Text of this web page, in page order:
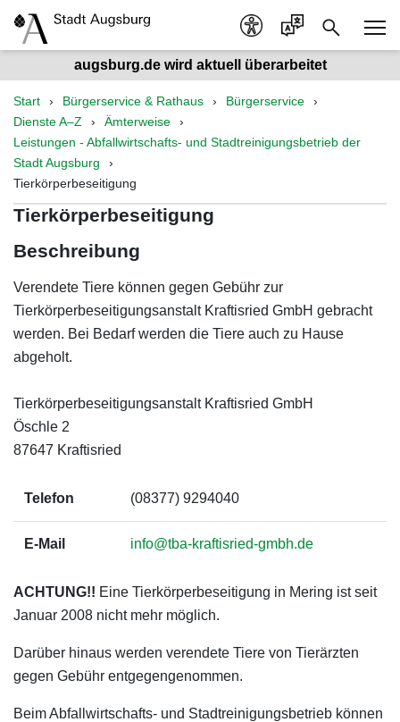
augsburg.de wird aktuell überarbeitet
Start Bürgerservice & Rathaus
Bürgerservice
Dienste A–Z
Ämterweise
Leistungen - Abfallwirtschafts- und Stadtreinigungsbetrieb der
Stadt Augsburg
Tierkörperbeseitigung
Tierkörperbeseitigung
Beschreibung
Verendete Tiere können gegen Gebühr zur
Tierkörperbeseitigungsanstalt Kraftisried GmbH gebracht
werden. Bei Bedarf werden die Tiere auch zu Hause
abgeholt.
Tierkörperbeseitigungsanstalt Kraftisried GmbH
Öschle 2
87647 Kraftisried
Telefon (08377) 9294040
E-Mail info@tba-kraftisried-gmbh.de
ACHTUNG!! Eine Tierkörperbeseitigung in Mering ist seit
Januar 2008 nicht mehr möglich.
Darüber hinaus werden verendete Tiere von Tierärzten
gegen Gebühr entgegengenommen.
Beim Abfallwirtschafts- und Stadtreinigungsbetrieb können